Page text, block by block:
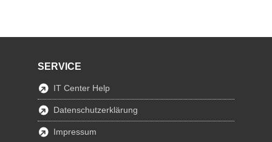
SERVICE
IT Center Help
Datenschutzerklärung
Impressum